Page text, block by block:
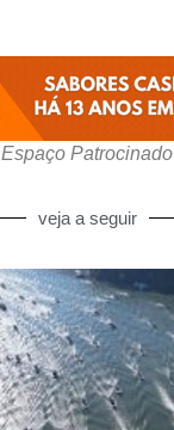
Espaço Patrocinado
veja a seguir